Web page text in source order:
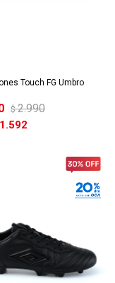
Touch FG Umbro
$ 2.990
1.592